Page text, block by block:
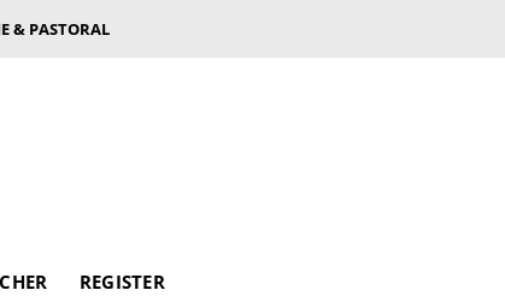
& PASTORAL
REGISTER